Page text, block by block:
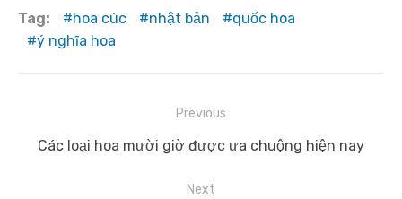
Tag: hoa cúc nhật bản
quốc hoa
ý nghĩa hoa
hướng
Previous
Previous
Các loại hoa mười giờ được ưa chuộng hiện nay
Next